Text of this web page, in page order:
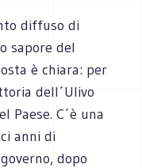
diffuso di
sapore del
è chiara: per
dell´Ulivo
Paese. C´è una
anni di
dopo